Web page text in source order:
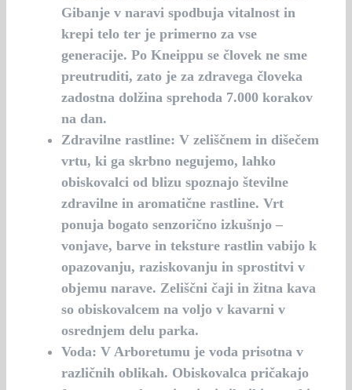
Gibanje v naravi spodbuja vitalnost in
krepi telo ter je primerno za vse
generacije. Po Kneippu se človek ne sme
preutruditi, zato je za zdravega človeka
zadostna dolžina sprehoda 7.000 korakov
na dan.
Zdravilne rastline: V zeliščnem in dišečem
vrtu, ki ga skrbno negujemo, lahko
obiskovalci od blizu spoznajo številne
zdravilne in aromatične rastline. Vrt
ponuja bogato senzorično izkušnjo –
vonjave, barve in teksture rastlin vabijo k
opazovanju, raziskovanju in sprostitvi v
objemu narave. Zeliščni čaji in žitna kava
so obiskovalcem na voljo v kavarni v
osrednjem delu parka.
Voda: V Arboretumu je voda prisotna v
različnih oblikah. Obiskovalca pričakajo